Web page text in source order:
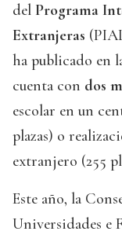
del Programa
Extranjeras
ha publicado en
cuenta con dos
escolar en un
plazas) o
extranjero (255
Este año, la
Universidades e